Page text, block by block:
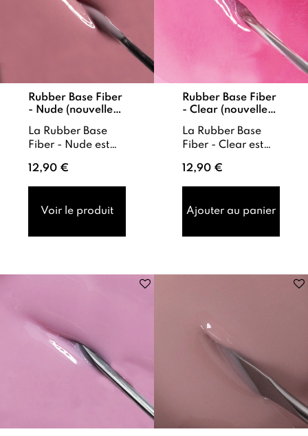
Rubber Base Fiber
- Nude (nouvelle
La Rubber Base
Fiber - Nude est
Soak Off extra-
flexible, dotée
fluide et auto...
12,90 €
Voir le produit
Rubber Base Fiber
- Clear (nouvelle
La Rubber Base
Fiber - Clear est
soak-off extra-
flexible, dotée
et auto-...
12,90 €
Ajouter au panier